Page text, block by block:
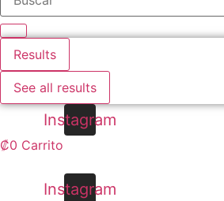
Results
See all results
Instagram
₡0 Carrito
Instagram